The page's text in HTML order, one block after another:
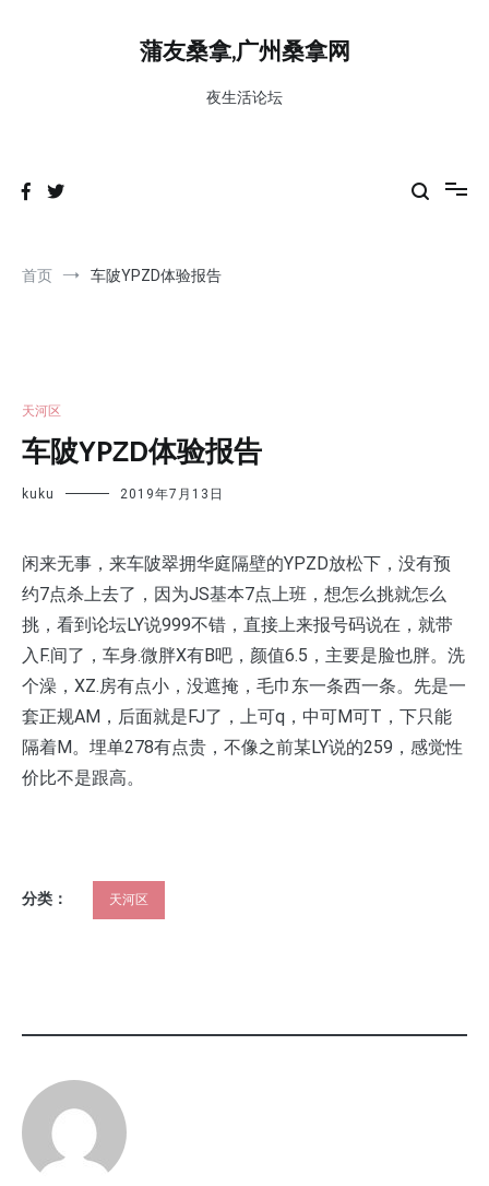
蒲友桑拿,广州桑拿网
夜生活论坛
首页 车陂YPZD体验报告
天河区
车陂YPZD体验报告
kuku 2019年7月13日
闲来无事，来车陂翠拥华庭隔壁的YPZD放松下，没有预
约7点杀上去了，因为JS基本7点上班，想怎么挑就怎么
挑，看到论坛LY说999不错，直接上来报号码说在，就带
入F.间了，车身.微胖X有B吧，颜值6.5，主要是脸也胖。洗
个澡，XZ.房有点小，没遮掩，毛巾东一条西一条。先是一
套正规AM，后面就是FJ了，上可q，中可M可T，下只能
隔着M。埋单278有点贵，不像之前某LY说的259，感觉性
价比不是跟高。
分类： 天河区